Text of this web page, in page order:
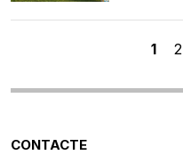
1 2
CONTACTE